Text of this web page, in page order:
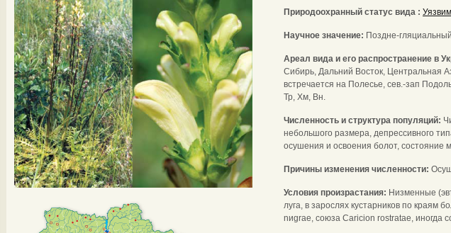
Природоохранный статус вида :
Научное значение: Поздне-
Ареал вида и его распространение в
Сибирь, Дальний Восток, Центральная
встречается на Полесье, сев.-зап
Тр, Хм, Вн.
Численность и структура популяций:
небольшого размера, депрессивного
осушения и освоения болот, состояние
Причины изменения численности:
Условия произрастания: Низменные
луга, в зарослях кустарников по краям
nиgrae, союза Caricion rostratae, иногда